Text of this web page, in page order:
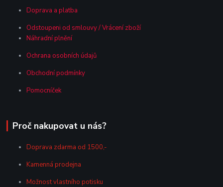
Doprava a platba
Odstoupeni od smlouvy / Vrácení zboží
Náhradní plnění
Ochrana osobních údajů
Obchodní podmínky
Pomocníček
Proč nakupovat u nás?
Doprava zdarma od 1500,-
Kamenná prodejna
Možnost vlastního potisku